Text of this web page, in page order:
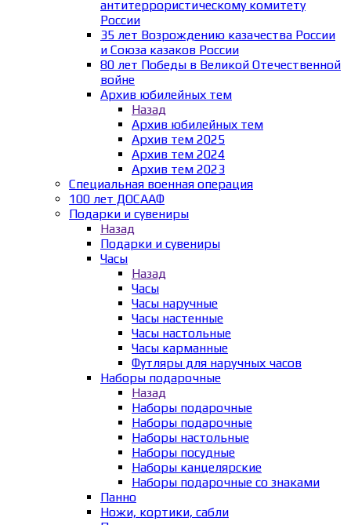
антитеррористическому комитету
России
35 лет Возрождению казачества России
и Союза казаков России
80 лет Победы в Великой Отечественной
войне
Архив юбилейных тем
Назад
Архив юбилейных тем
Архив тем 2025
Архив тем 2024
Архив тем 2023
Специальная военная операция
100 лет ДОСААФ
Подарки и сувениры
Назад
Подарки и сувениры
Часы
Назад
Часы
Часы наручные
Часы настенные
Часы настольные
Часы карманные
Футляры для наручных часов
Наборы подарочные
Назад
Наборы подарочные
Наборы подарочные
Наборы настольные
Наборы посудные
Наборы канцелярские
Наборы подарочные со знаками
Панно
Ножи, кортики, сабли